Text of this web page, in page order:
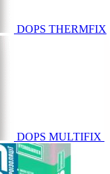
DOPS THERMFIX
DOPS MULTIFIX